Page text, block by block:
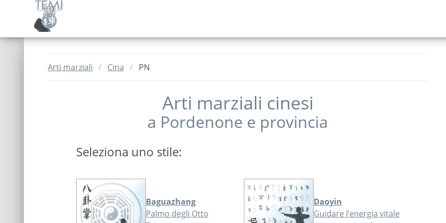
Arti marziali Cina PN
Arti marziali cinesi
a Pordenone e provincia
Seleziona uno stile:
Baguazhang
Palmo degli Otto
Daoyin
Guidare l’energia vitale